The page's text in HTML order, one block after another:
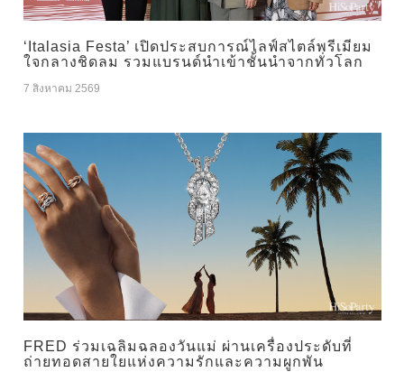
‘Italasia Festa’ เปิดประสบการณ์ไลฟ์สไตล์พรีเมียม
ใจกลางชิดลม รวมแบรนด์นำเข้าชั้นนำจากทั่วโลก
7 สิงหาคม 2569
FRED ร่วมเฉลิมฉลองวันแม่ ผ่านเครื่องประดับที่
ถ่ายทอดสายใยแห่งความรักและความผูกพัน